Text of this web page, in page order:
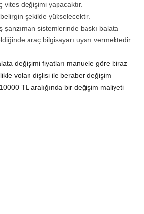
vites değişimi yapacaktır.
şekilde yükselecektir.
şanzıman sistemlerinde baskı balata
araç bilgisayarı uyarı vermektedir.
değişimi fiyatları manuele göre biraz
volan dişlisi ile beraber değişim
TL aralığında bir değişim maliyeti